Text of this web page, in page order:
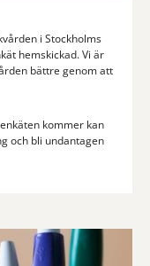
i Stockholms
hemskickad. Vi är
bättre genom att
kommer kan
och bli undantagen